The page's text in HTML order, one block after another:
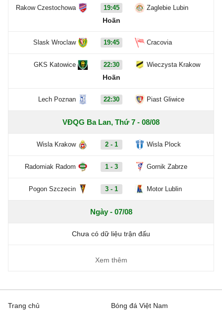
Rakow Czestochowa 19:45
Hoãn
Zaglebie Lubin
Slask Wroclaw 19:45 Cracovia
GKS Katowice 22:30
Hoãn
Wieczysta Krakow
Lech Poznan 22:30 Piast Gliwice
VĐQG Ba Lan, Thứ 7 - 08/08
Wisla Krakow 2 - 1 Wisla Plock
Radomiak Radom 1 - 3 Gornik Zabrze
Pogon Szczecin 3 - 1 Motor Lublin
Ngày - 07/08
Chưa có dữ liệu trận đấu
Xem thêm
Trang chủ
Bóng đá Việt Nam